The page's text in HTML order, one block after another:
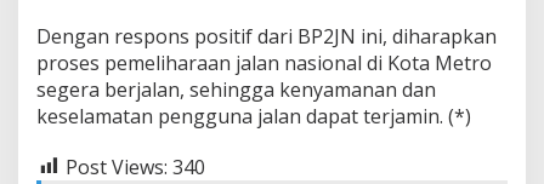
Dengan respons positif dari BP2JN ini, diharapkan
proses pemeliharaan jalan nasional di Kota Metro
segera berjalan, sehingga kenyamanan dan
keselamatan pengguna jalan dapat terjamin. (*)
Post Views: 340